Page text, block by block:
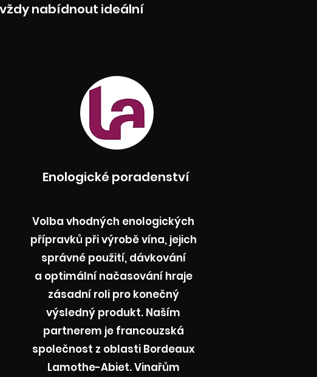
nabídnout ideální
Enologické poradenství
Volba vhodných enologických
přípravků při výrobě vína, jejich
správné použití, dávkování
a optimální načasování hraje
zásadní roli pro konečný
výsledný produkt. Naším
partnerem je francouzská
společnost z oblasti Bordeaux
Lamothe-Abiet. Vinařům